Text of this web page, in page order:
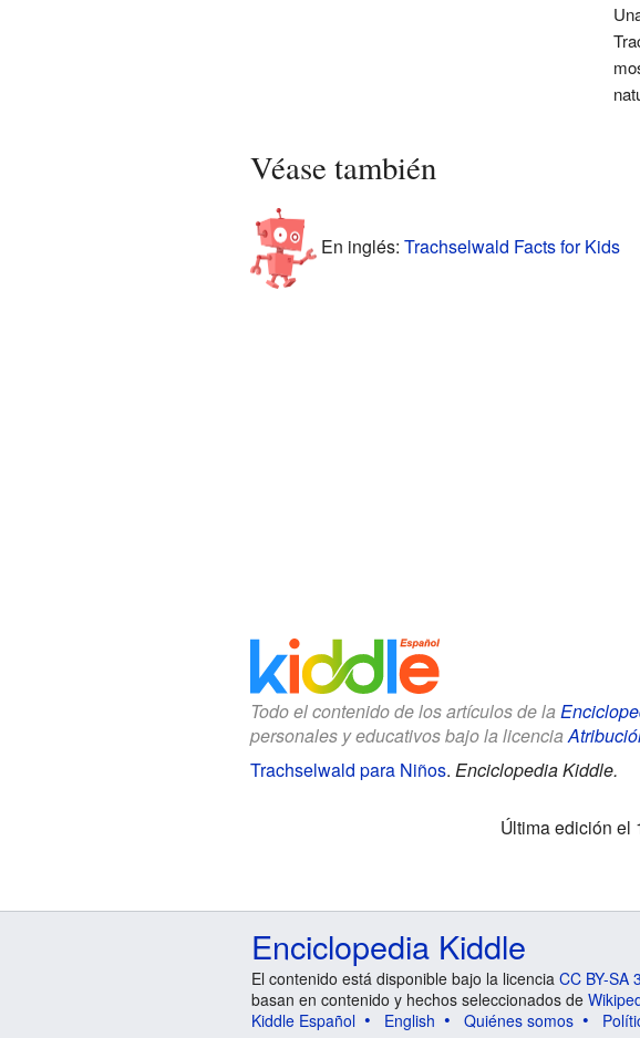
Véase también
En inglés: Trachselwald Facts for Kids
Todo el contenido de los artículos de la
personales y educativos bajo la licencia
Trachselwald para Niños. Enciclopedia Kiddle.
Última edición el
Enciclopedia Kiddle
El contenido está disponible bajo la licencia CC BY-SA
basan en contenido y hechos seleccionados de
Kiddle Español
English Quiénes somos